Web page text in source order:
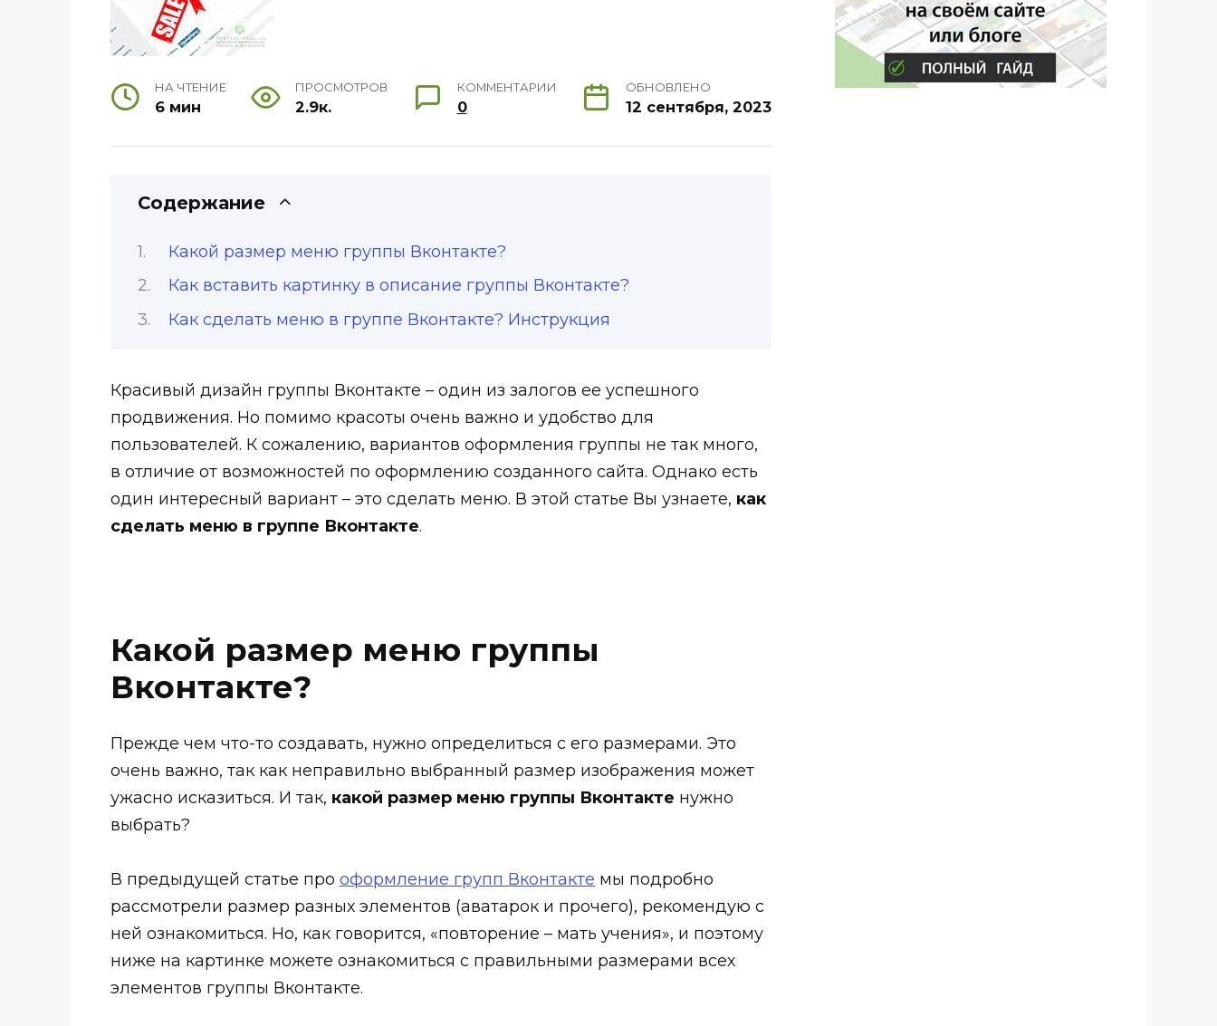
НА ЧТЕНИЕ
6 мин
ПРОСМОТРОВ
2.9к.
КОММЕНТАРИИ
0
ОБНОВЛЕНО
12 сентября, 2023
Содержание
Какой размер меню группы Вконтакте?
Как вставить картинку в описание группы Вконтакте?
Как сделать меню в группе Вконтакте? Инструкция
Красивый дизайн группы Вконтакте – один из залогов ее успешного
продвижения. Но помимо красоты очень важно и удобство для
пользователей. К сожалению, вариантов оформления группы не так много,
в отличие от возможностей по оформлению созданного сайта. Однако есть
один интересный вариант – это сделать меню. В этой статье Вы узнаете, как
сделать меню в группе Вконтакте.
Какой размер меню группы
Вконтакте?
Прежде чем что-то создавать, нужно определиться с его размерами. Это
очень важно, так как неправильно выбранный размер изображения может
ужасно исказиться. И так, какой размер меню группы Вконтакте нужно
выбрать?
В предыдущей статье про оформление групп Вконтакте мы подробно
рассмотрели размер разных элементов (аватарок и прочего), рекомендую с
ней ознакомиться. Но, как говорится, «повторение – мать учения», и поэтому
ниже на картинке можете ознакомиться с правильными размерами всех
элементов группы Вконтакте.